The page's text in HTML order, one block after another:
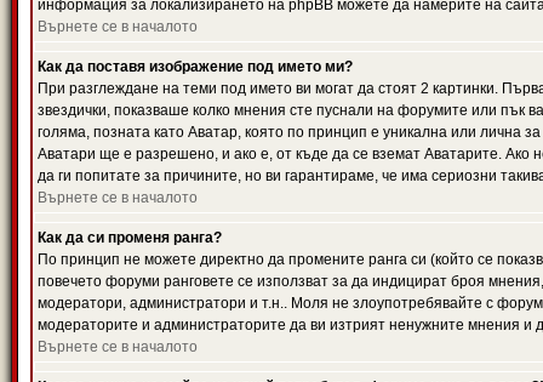
информация за локализирането на phpBB можете да намерите на
Върнете се в началото
Как да поставя изображение под името ми?
При разглеждане на теми под името ви могат да стоят 2 картинки.
звездички, показваше колко мнения сте пуснали на форумите или пък
голяма, позната като Аватар, която по принцип е уникална или лична
Аватари ще е разрешено, и ако е, от къде да се вземат Аватарите.
да ги попитате за причините, но ви гарантираме, че има сериозни
Върнете се в началото
Как да си променя ранга?
По принцип не можете директно да промените ранга си (който се
повечето форуми ранговете се използват за да индицират броя
модератори, администратори и т.н.. Моля не злоупотребявайте с
модераторите и администраторите да ви изтрият ненужните мнения и
Върнете се в началото